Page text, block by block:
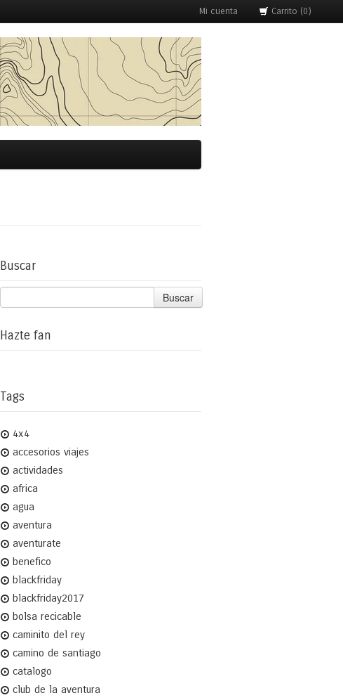
Mi cuenta Carrito (0)
Buscar
Buscar
Hazte fan
Tags
4x4
accesorios viajes
actividades
africa
agua
aventura
aventurate
benefico
blackfriday
blackfriday2017
bolsa recicable
caminito del rey
camino de santiago
catalogo
club de la aventura